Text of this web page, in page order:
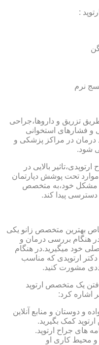
:
نرم
تزریق و داروها،جراحی
و فشارهای استخوانی
در مراکز پزشکی و
شود.
بالایی در
تحت پوشش دپارتمان
مشکل خود،به متخصص
پیدا کند.
خاص بهترین متخصص زانو یکی
هنگام بررسی درمان و
خود میگیرید.در هنگام
دکتر ارتوپدی که مناسب
مشورت کنید.
یک متخصص ارتوپد
اشاره کرد:
و دوستان و منابع آنلاین
کمک بگیرید.
های جراح ارتوپد.
و محیط کاری او